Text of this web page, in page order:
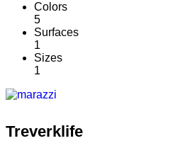
Colors
5
Surfaces
1
Sizes
1
Treverklife